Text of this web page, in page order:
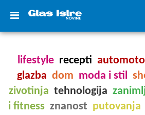
lifestyle recepti automoto
glazba dom moda i stil
zivotinja tehnologija
i fitness znanost putovanja